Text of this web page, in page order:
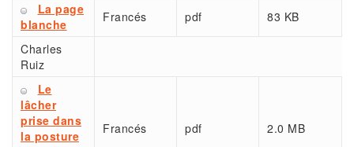
La page
blanche
Francés pdf 83 KB
Charles
Ruiz
Le
lâcher
prise dans
la posture
Francés pdf 2.0 MB